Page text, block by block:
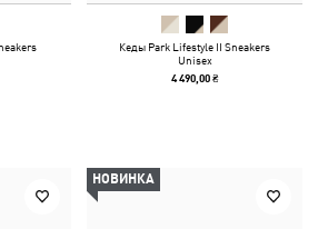
Кеды Park Lifestyle II Sneakers
Unisex
4 490,00 ₴
НОВИНКА